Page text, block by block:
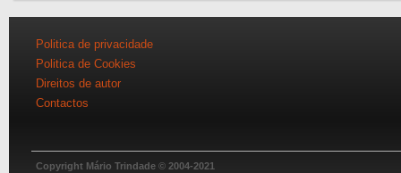
Politica de privacidade
Politica de Cookies
Direitos de autor
Contactos
Copyright Mário Trindade © 2004-2021